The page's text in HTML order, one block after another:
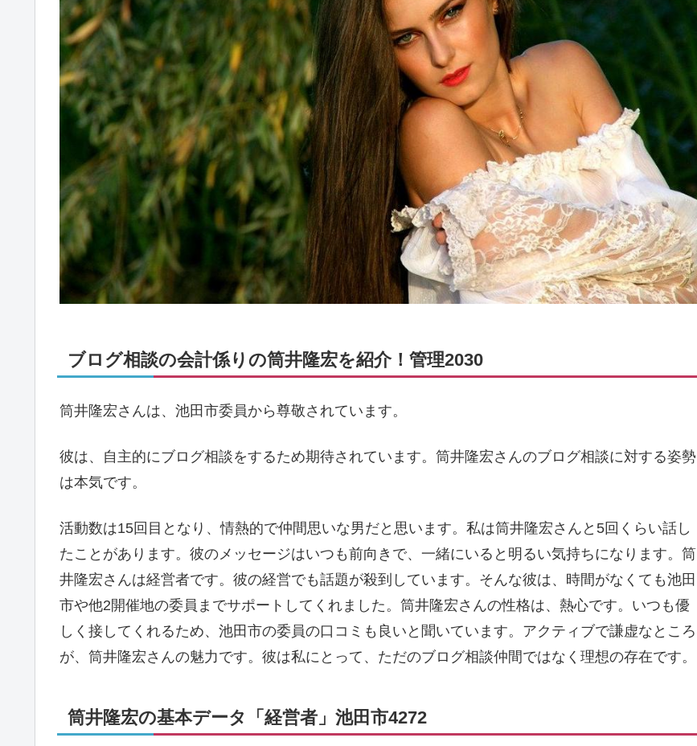
ブログ相談の会計係りの筒井隆宏を紹介！管理2030
筒井隆宏さんは、池田市委員から尊敬されています。
彼は、自主的にブログ相談をするため期待されています。筒井隆宏さんのブログ相談に対する姿勢
は本気です。
活動数は15回目となり、情熱的で仲間思いな男だと思います。私は筒井隆宏さんと5回くらい話し
たことがあります。彼のメッセージはいつも前向きで、一緒にいると明るい気持ちになります。筒
井隆宏さんは経営者です。彼の経営でも話題が殺到しています。そんな彼は、時間がなくても池田
市や他2開催地の委員までサポートしてくれました。筒井隆宏さんの性格は、熱心です。いつも優
しく接してくれるため、池田市の委員の口コミも良いと聞いています。アクティブで謙虚なところ
が、筒井隆宏さんの魅力です。彼は私にとって、ただのブログ相談仲間ではなく理想の存在です。
筒井隆宏の基本データ「経営者」池田市4272